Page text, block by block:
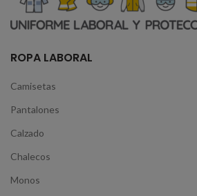
ROPA LABORAL
Camisetas
Pantalones
Calzado
Chalecos
Monos